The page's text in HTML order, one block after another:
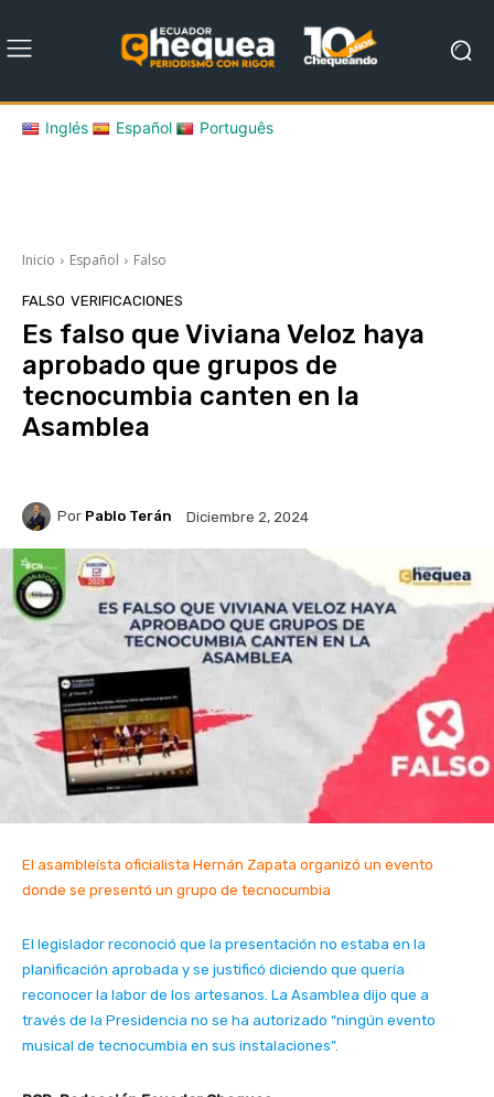
Inglés Español Português
Inicio Español Falso
FALSO VERIFICACIONES
Es falso que Viviana Veloz haya
aprobado que grupos de
tecnocumbia canten en la
Asamblea
Por Pablo Terán Diciembre 2, 2024
El asambleísta oficialista Hernán Zapata organizó un evento
donde se presentó un grupo de tecnocumbia
El legislador reconoció que la presentación no estaba en la
planificación aprobada y se justificó diciendo que quería
reconocer la labor de los artesanos. La Asamblea dijo que a
través de la Presidencia no se ha autorizado “ningún evento
musical de tecnocumbia en sus instalaciones”.